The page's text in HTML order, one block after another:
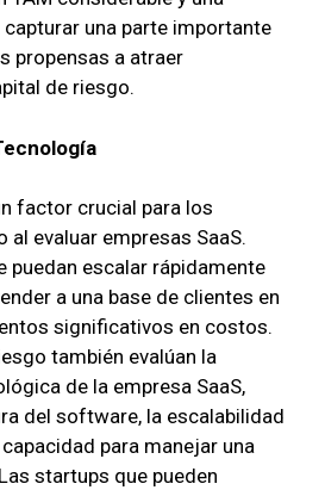
una parte importante
propensas a atraer
de riesgo.
factor crucial para los
evaluar empresas SaaS.
puedan escalar rápidamente
a una base de clientes en
significativos en costos.
también evalúan la
de la empresa SaaS,
del software, la escalabilidad
para manejar una
startups que pueden